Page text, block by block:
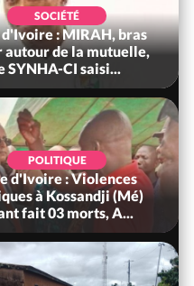
SOCIÉTÉ
: MIRAH, bras
autour de la mutuelle,
SYNHA-CI saisi...
POLITIQUE
d'Ivoire : Violences
à Kossandji (Mé)
fait 03 morts, A...